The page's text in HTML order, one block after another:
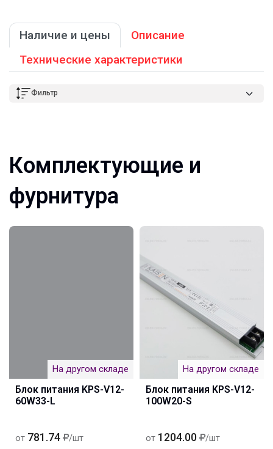
Наличие и цены
Описание
Технические характеристики
Фильтр
Комплектующие и
фурнитура
На другом складе
Блок питания KPS-V12-
60W33-L
от 781.74 /шт
На другом складе
Блок питания KPS-V12-
100W20-S
от 1204.00 /шт